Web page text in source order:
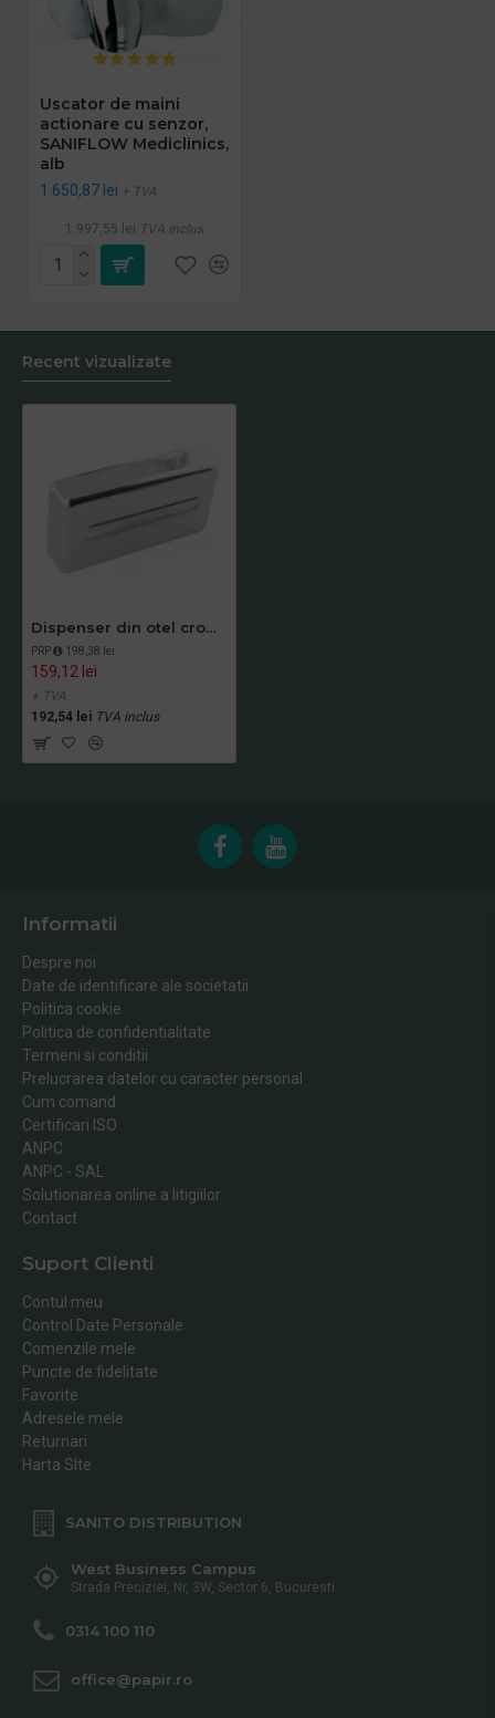
Uscator de maini
actionare cu senzor,
SANIFLOW Mediclinics,
alb
1.650,87 lei + TVA
1.997,55 lei TVA inclus
Recent vizualizate
Dispenser din otel cromat, pentru servetele faciale, Mediclinics
PRP 198,38 lei
159,12 lei
+ TVA
192,54 lei TVA inclus
Informatii
Despre noi
Date de identificare ale societatii
Politica cookie
Politica de confidentialitate
Termeni si conditii
Prelucrarea datelor cu caracter personal
Cum comand
Certificari ISO
ANPC
ANPC - SAL
Solutionarea online a litigiilor
Contact
Suport Clienti
Contul meu
Control Date Personale
Comenzile mele
Puncte de fidelitate
Favorite
Adresele mele
Returnari
Harta SIte
SANITO DISTRIBUTION
West Business Campus
Strada Preciziei, Nr, 3W, Sector 6, Bucuresti
0314 100 110
office@papir.ro